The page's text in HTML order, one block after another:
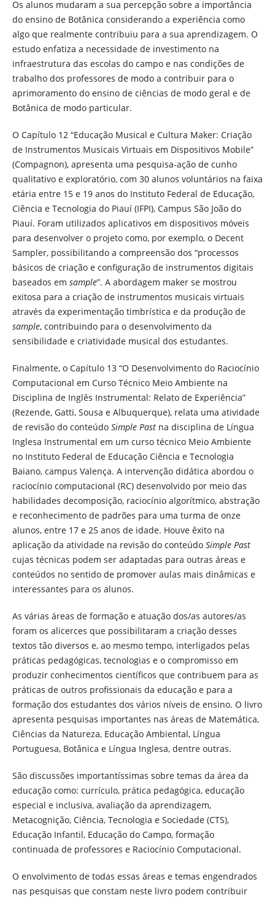
Os alunos mudaram a sua percepção sobre a importância
do ensino de Botânica considerando a experiência como
algo que realmente contribuiu para a sua aprendizagem. O
estudo enfatiza a necessidade de investimento na
infraestrutura das escolas do campo e nas condições de
trabalho dos professores de modo a contribuir para o
aprimoramento do ensino de ciências de modo geral e de
Botânica de modo particular.
O Capítulo 12 “Educação Musical e Cultura Maker: Criação
de Instrumentos Musicais Virtuais em Dispositivos Mobile”
(Compagnon), apresenta uma pesquisa-ação de cunho
qualitativo e exploratório, com 30 alunos voluntários na faixa
etária entre 15 e 19 anos do Instituto Federal de Educação,
Ciência e Tecnologia do Piauí (IFPI), Campus São João do
Piauí. Foram utilizados aplicativos em dispositivos móveis
para desenvolver o projeto como, por exemplo, o Decent
Sampler, possibilitando a compreensão dos “processos
básicos de criação e configuração de instrumentos digitais
baseados em sample”. A abordagem maker se mostrou
exitosa para a criação de instrumentos musicais virtuais
através da experimentação timbrística e da produção de
sample, contribuindo para o desenvolvimento da
sensibilidade e criatividade musical dos estudantes.
Finalmente, o Capítulo 13 “O Desenvolvimento do Raciocínio
Computacional em Curso Técnico Meio Ambiente na
Disciplina de Inglês Instrumental: Relato de Experiência”
(Rezende, Gatti, Sousa e Albuquerque), relata uma atividade
de revisão do conteúdo Simple Pastna disciplina de Língua
Inglesa Instrumental em um curso técnico Meio Ambiente
no Instituto Federal de Educação Ciência e Tecnologia
Baiano, campus Valença. A intervenção didática abordou o
raciocínio computacional (RC) desenvolvido por meio das
habilidades decomposição, raciocínio algorítmico, abstração
e reconhecimento de padrões para uma turma de onze
alunos, entre 17 e 25 anos de idade. Houve êxito na
aplicação da atividade na revisão do conteúdo Simple Past
cujas técnicas podem ser adaptadas para outras áreas e
conteúdos no sentido de promover aulas mais dinâmicas e
interessantes para os alunos.
As várias áreas de formação e atuação dos/as autores/as
foram os alicerces que possibilitaram a criação desses
textos tão diversos e, ao mesmo tempo, interligados pelas
práticas pedagógicas, tecnologias e o compromisso em
produzir conhecimentos científicos que contribuem para as
práticas de outros profissionais da educação e para a
formação dos estudantes dos vários níveis de ensino. O livro
apresenta pesquisas importantes nas áreas de Matemática,
Ciências da Natureza, Educação Ambiental, Língua
Portuguesa, Botânica e Língua Inglesa, dentre outras.
São discussões importantíssimas sobre temas da área da
educação como: currículo, prática pedagógica, educação
especial e inclusiva, avaliação da aprendizagem,
Metacognição, Ciência, Tecnologia e Sociedade (CTS),
Educação Infantil, Educação do Campo, formação
continuada de professores e Raciocínio Computacional.
O envolvimento de todas essas áreas e temas engendrados
nas pesquisas que constam neste livro podem contribuir